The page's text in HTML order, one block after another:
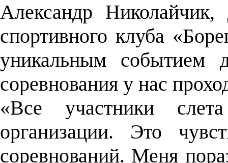
Александр
спортивного клуба
уникальным событием
соревнования у нас
«Все участники
организации. Это
соревнований. Меня